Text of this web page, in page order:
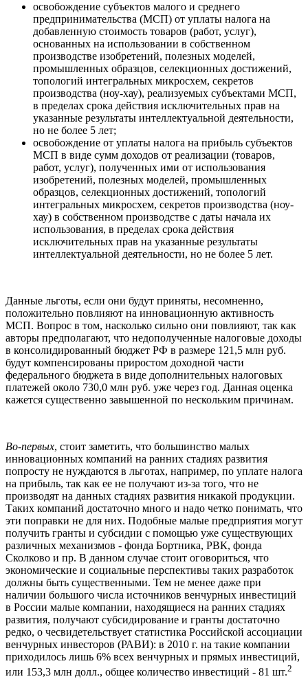
освобождение субъектов малого и среднего
предпринимательства (МСП) от уплаты налога на
добавленную стоимость товаров (работ, услуг),
основанных на использовании в собственном
производстве изобретений, полезных моделей,
промышленных образцов, селекционных достижений,
топологий интегральных микросхем, секретов
производства (ноу-хау), реализуемых субъектами МСП,
в пределах срока действия исключительных прав на
указанные результаты интеллектуальной деятельности,
но не более 5 лет;
освобождение от уплаты налога на прибыль субъектов
МСП в виде сумм доходов от реализации (товаров,
работ, услуг), полученных ими от использования
изобретений, полезных моделей, промышленных
образцов, селекционных достижений, топологий
интегральных микросхем, секретов производства (ноу-
хау) в собственном производстве с даты начала их
использования, в пределах срока действия
исключительных прав на указанные результаты
интеллектуальной деятельности, но не более 5 лет.
Данные льготы, если они будут приняты, несомненно,
положительно повлияют на инновационную активность
МСП. Вопрос в том, насколько сильно они повлияют, так как
авторы предполагают, что недополученные налоговые доходы
в консолидированный бюджет РФ в размере 121,5 млн руб.
будут компенсированы приростом доходной части
федерального бюджета в виде дополнительных налоговых
платежей около 730,0 млн руб. уже через год. Данная оценка
кажется существенно завышенной по нескольким причинам.
Во-первых, стоит заметить, что большинство малых
инновационных компаний на ранних стадиях развития
попросту не нуждаются в льготах, например, по уплате налога
на прибыль, так как ее не получают из-за того, что не
производят на данных стадиях развития никакой продукции.
Таких компаний достаточно много и надо четко понимать, что
эти поправки не для них. Подобные малые предприятия могут
получить гранты и субсидии с помощью уже существующих
различных механизмов - фонда Бортника, РВК, фонда
Сколково и пр. В данном случае стоит оговориться, что
экономические и социальные перспективы таких разработок
должны быть существенными. Тем не менее даже при
наличии большого числа источников венчурных инвестиций
в России малые компании, находящиеся на ранних стадиях
развития, получают субсидирование и гранты достаточно
редко, о чесвидетельствует статистика Российской ассоциации
венчурных инвесторов (РАВИ): в 2010 г. на такие компании
приходилось лишь 6% всех венчурных и прямых инвестиций,
или 153,3 млн долл., общее количество инвестиций - 81 шт.2